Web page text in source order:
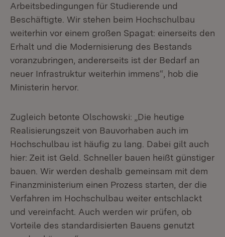
Arbeitsbedingungen für Studierende und
Beschäftigte. Wir stehen beim Hochschulbau
weiterhin vor einem großen Spagat: einerseits den
Erhalt und die Modernisierung des Bestands
voranzubringen, andererseits ist der Bedarf an
neuer Infrastruktur weiterhin immens“, hob die
Ministerin hervor.
Zugleich betonte Olschowski: „Die heutige
Realisierungszeit von Bauvorhaben auch im
Hochschulbau ist häufig zu lang. Dabei gilt auch
hier: Zeit ist Geld. Schneller bauen heißt günstiger
bauen. Wir werden deshalb gemeinsam mit dem
Finanzministerium einen Prozess starten, der die
Verfahren im Hochschulbau weiter entschlackt
und vereinfacht. Auch werden wir prüfen, ob
Vorteile des standardisierten Bauens genutzt